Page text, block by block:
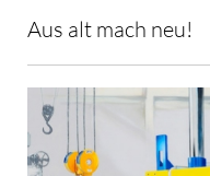
Aus alt mach neu!